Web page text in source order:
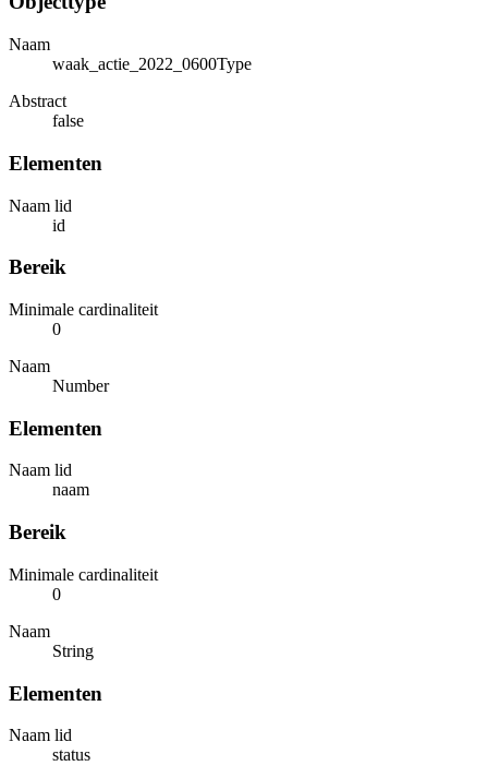
Naam
waak_actie_2022_0600Type
Abstract
false
Elementen
Naam lid
id
Bereik
Minimale cardinaliteit
0
Naam
Number
Elementen
Naam lid
naam
Bereik
Minimale cardinaliteit
0
Naam
String
Elementen
Naam lid
status